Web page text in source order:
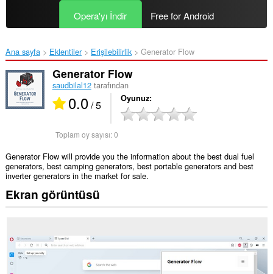
Opera'yı İndir Free for Android
Ana sayfa Eklentiler Erişilebilirlik Generator Flow‎
Generator Flow
saudbilal12tarafından
0.0/ 5 Oyunuz
Toplam oy sayısı:0
Generator Flow will provide you the information about the best dual fuel
generators, best camping generators, best portable generators and best
inverter generators in the market for sale.
Ekran görüntüsü